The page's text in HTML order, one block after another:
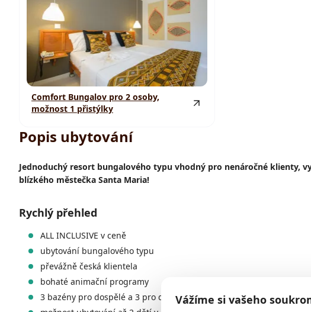
Comfort Bungalov pro 2 osoby,
možnost 1 přistýlky
Popis ubytování
Jednoduchý resort bungalového typu vhodný pro nenáročné klienty,
blízkého městečka Santa Maria!
Rychlý přehled
ALL INCLUSIVE v ceně
ubytování bungalového typu
převážně česká klientela
bohaté animační programy
3 bazény pro dospělé a 3 pro děti
Vážíme si vašeho